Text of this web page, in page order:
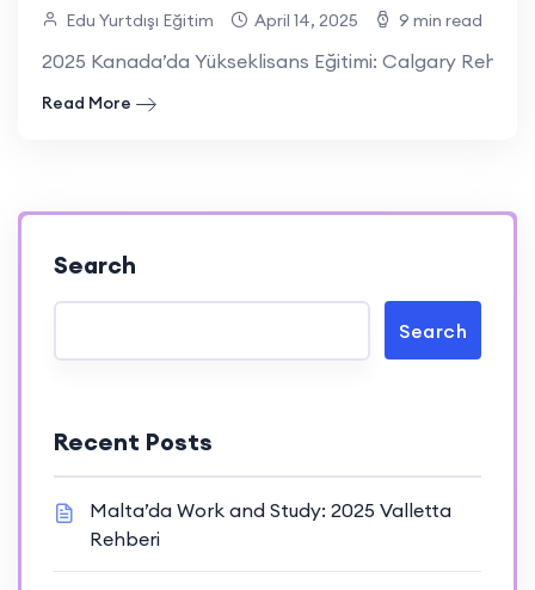
Edu Yurtdışı Eğitim April 14, 2025 9 min read
2025 Kanada’da Yükseklisans Eğitimi: Calgary
Read More
Search
Search
Recent Posts
Malta’da Work and Study: 2025 Valletta
Rehberi